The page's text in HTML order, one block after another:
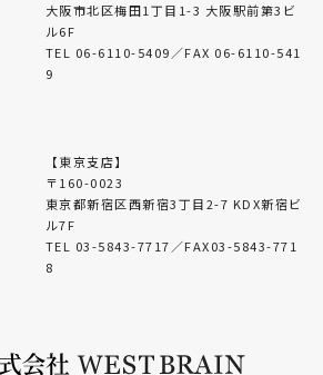
大阪市北区梅田1丁目1-3 大阪駅前第3ビ
ル6F
TEL 06-6110-5409／FAX 06-6110-541
9
【東京支店】
〒160-0023
東京都新宿区西新宿3丁目2-7 KDX新宿ビ
ル7F
TEL 03-5843-7717／FAX03-5843-771
8